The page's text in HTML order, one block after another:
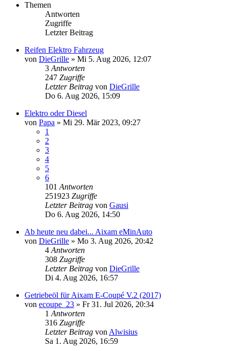
Themen
Antworten
Zugriffe
Letzter Beitrag
Reifen Elektro Fahrzeug
von DieGrille » Mi 5. Aug 2026, 12:07
3Antworten
247 Zugriffe
Letzter Beitrag von DieGrille
Do 6. Aug 2026, 15:09
Elektro oder Diesel
von Papa » Mi 29. Mär 2023, 09:27
1
2
3
4
5
6
101Antworten
251923 Zugriffe
Letzter Beitrag von Gausi
Do 6. Aug 2026, 14:50
Ab heute neu dabei... Aixam eMinAuto
von DieGrille » Mo 3. Aug 2026, 20:42
4Antworten
308 Zugriffe
Letzter Beitrag von DieGrille
Di 4. Aug 2026, 16:57
Getriebeöl für Aixam E-Coupé V.2 (2017)
von ecoupe_23 » Fr 31. Jul 2026, 20:34
1Antworten
316 Zugriffe
Letzter Beitrag vonAlwisius
Sa 1. Aug 2026, 16:59